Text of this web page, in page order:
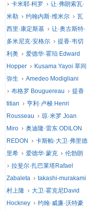
卡米耶·柯罗
让·弗朗索瓦·
米勒
约翰内斯·维米尔
瓦
西里·康定斯基
让·奥古斯特·
多米尼克·安格尔
提香·韦切
利奥
爱德华·霍珀 Edward
Hopper
Kusama Yayoi 草间
弥生
Amedeo Modigliani
布格罗 Bouguereau
提香
titian
亨利·卢梭 Henri
Rousseau
琼·米罗 Joan
Miro
奥迪隆·雷东 ODILON
REDON
卡斯帕·大卫·弗里德
里希
爱德华·蒙克
伦勃朗
拉斐尔·扎巴莱塔Rafael
Zabaleta
takashi-murakami
村上隆
大卫·霍克尼David
Hockney
约翰·威廉·沃特豪